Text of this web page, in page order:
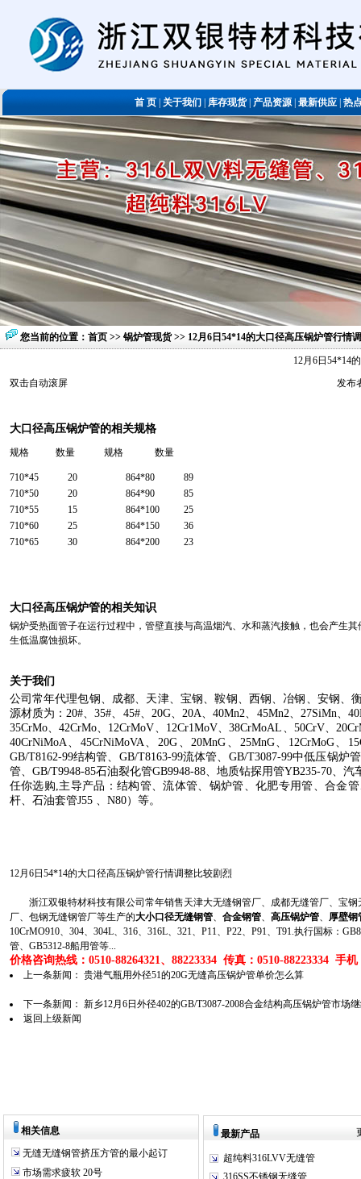
首 页关于我们库存现货|产品资源|最新供应|热
您当前的位置： 首页 >> 锅炉管现货>> 12月6日54*14的大口径高压锅炉管行情
12月6日54*14
双击自动滚屏
发布
大口径高压锅炉管的相关规格
规格 数量 规格 数量
710*45 20 864*80
89
710*50
20 864*90
85
710*55
15 864*100
25
710*60
25 864*150
36
710*65
30 864*200 23
大口径高压锅炉管的相关知识
锅炉受热面管子在运行过程中，管壁直接与高温烟汽、水和蒸汽接触，也会产生
生低温腐蚀损坏。
关于我们
公司常年代理包钢、成都、天津、宝钢、鞍钢、西钢、冶钢、安钢
源材质为：20#、35#、 45#、 20G、20A、40Mn2、 45Mn2、 27SiMn、
35CrMo、 42CrMo、 12CrMoV、 12Cr1MoV、38CrMoAL 、 50CrV、
40CrNiMoA、 45CrNiMoVA、20G 、20MnG 、 25MnG、 12CrMoG、
GB/T8162-99结构管、 GB/T8163-99流体管、 GB/T3087-99中低压锅炉
管、 GB/T9948-85石油裂化管GB9948-88、地质钻探用管YB235-70、汽
任你选购,主导产品：结构管、流体管、锅炉管、化肥专用管、合金
杆、石油套管J55 、 N80）等。
12月6日54*14的大口径高压锅炉管行情调整比较剧烈
浙江双银特材科技有限公司常年销售天津大无缝钢管厂、成都无缝管厂、宝钢
厂、包钢无缝钢管厂等生产的大小口径无缝钢管、 合金钢管、 高压锅炉管、
厚壁钢
10CrMO910、304、304L、316、316L、321、P11、P22、P91、T91.执行国标：
管、GB5312-8船用管等...
价格咨询热线：0510-88264321、88223334 传真：0510-88223334 手机
上一条新闻： 贵港气瓶用外径51的20G无缝高压锅炉管单价怎么算
下一条新闻： 新乡12月6日外径402的GB/T3087-2008合金结构高压锅炉管市场
返回上级新闻
相关信息
无缝无缝钢管挤压方管的最小起订
市场需求疲软 20号
最新产品
超纯料316LVV无缝管
316SS不锈钢无缝管